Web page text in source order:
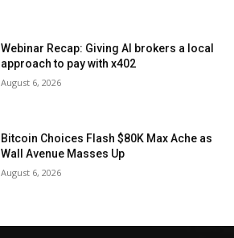
Webinar Recap: Giving AI brokers a local
approach to pay with x402
August 6, 2026
Bitcoin Choices Flash $80K Max Ache as
Wall Avenue Masses Up
August 6, 2026